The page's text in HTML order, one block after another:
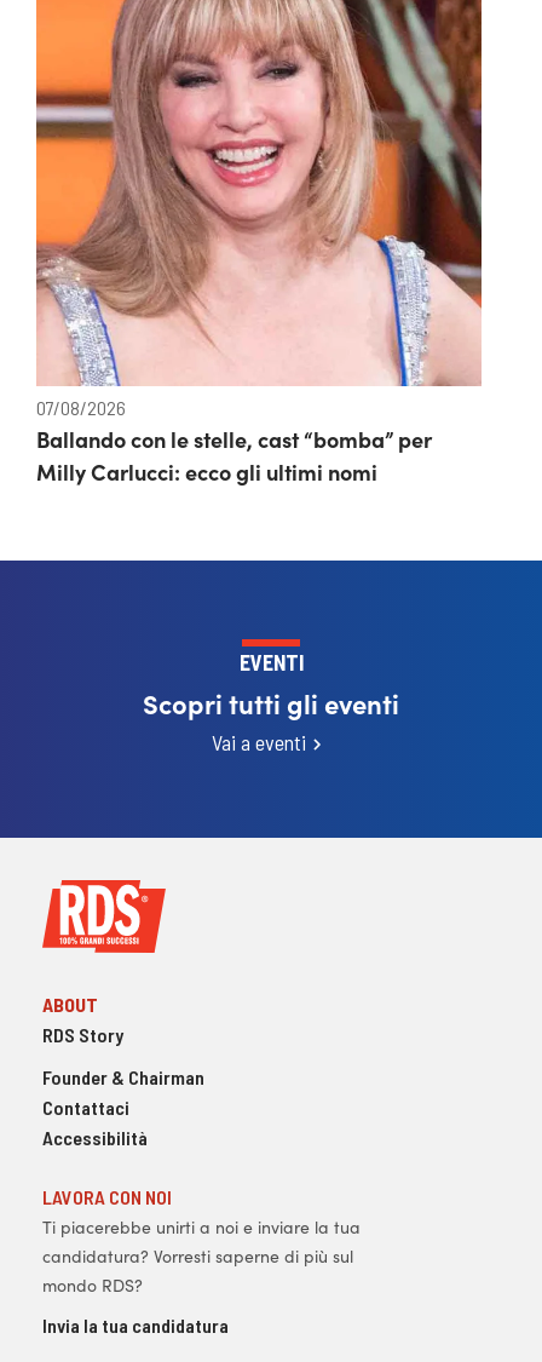
07/08/2026
Ballando con le stelle, cast “bomba” per
Milly Carlucci: ecco gli ultimi nomi
EVENTI
Scopri tutti gli eventi
Vai a eventi
ABOUT
RDS Story
Founder & Chairman
Contattaci
Accessibilità
LAVORA CON NOI
Ti piacerebbe unirti a noi e inviare la tua
candidatura? Vorresti saperne di più sul
mondo RDS?
Invia la tua candidatura